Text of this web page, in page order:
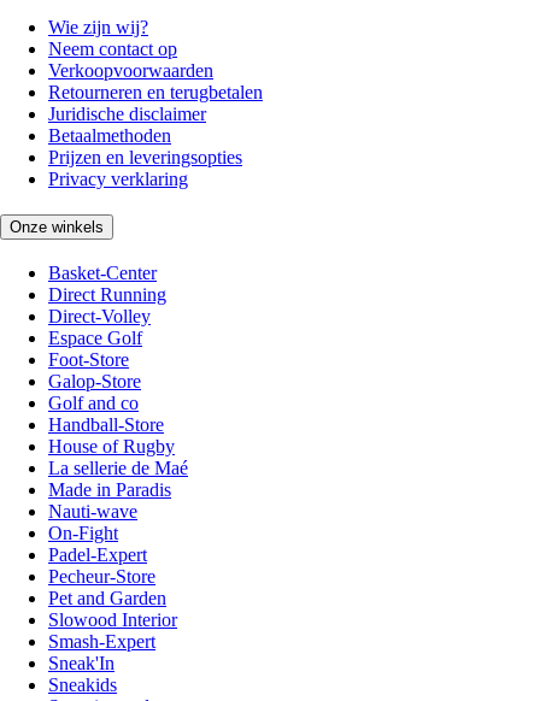
Wie zijn wij?
Neem contact op
Verkoopvoorwaarden
Retourneren en terugbetalen
Juridische disclaimer
Betaalmethoden
Prijzen en leveringsopties
Privacy verklaring
Onze winkels
Basket-Center
Direct Running
Direct-Volley
Espace Golf
Foot-Store
Galop-Store
Golf and co
Handball-Store
House of Rugby
La sellerie de Maé
Made in Paradis
Nauti-wave
On-Fight
Padel-Expert
Pecheur-Store
Pet and Garden
Slowood Interior
Smash-Expert
Sneak'In
Sneakids